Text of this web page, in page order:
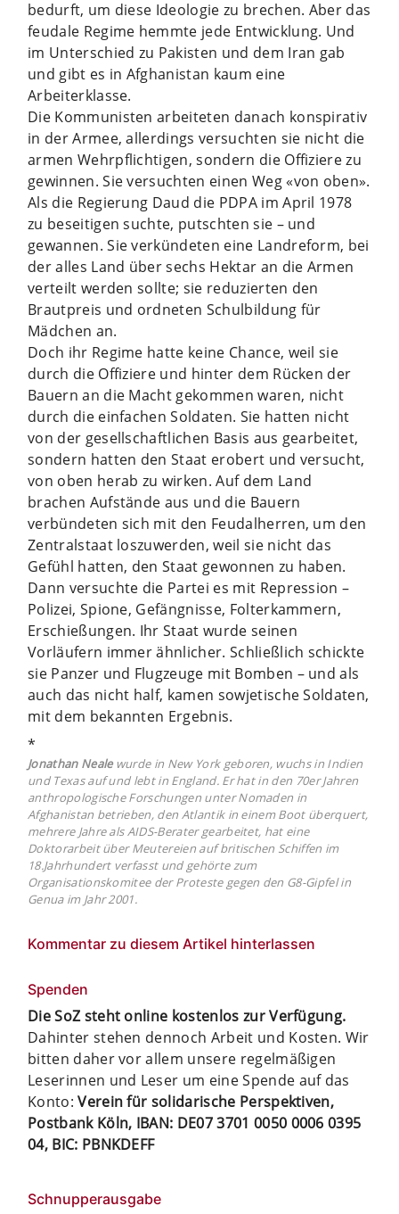
bedurft, um diese Ideologie zu brechen. Aber das
feudale Regime hemmte jede Entwicklung. Und
im Unterschied zu Pakisten und dem Iran gab
und gibt es in Afghanistan kaum eine
Arbeiterklasse.
Die Kommunisten arbeiteten danach konspirativ
in der Armee, allerdings versuchten sie nicht die
armen Wehrpflichtigen, sondern die Offiziere zu
gewinnen. Sie versuchten einen Weg «von oben».
Als die Regierung Daud die PDPA im April 1978
zu beseitigen suchte, putschten sie – und
gewannen. Sie verkündeten eine Landreform, bei
der alles Land über sechs Hektar an die Armen
verteilt werden sollte; sie reduzierten den
Brautpreis und ordneten Schulbildung für
Mädchen an.
Doch ihr Regime hatte keine Chance, weil sie
durch die Offiziere und hinter dem Rücken der
Bauern an die Macht gekommen waren, nicht
durch die einfachen Soldaten. Sie hatten nicht
von der gesellschaftlichen Basis aus gearbeitet,
sondern hatten den Staat erobert und versucht,
von oben herab zu wirken. Auf dem Land
brachen Aufstände aus und die Bauern
verbündeten sich mit den Feudalherren, um den
Zentralstaat loszuwerden, weil sie nicht das
Gefühl hatten, den Staat gewonnen zu haben.
Dann versuchte die Partei es mit Repression –
Polizei, Spione, Gefängnisse, Folterkammern,
Erschießungen. Ihr Staat wurde seinen
Vorläufern immer ähnlicher. Schließlich schickte
sie Panzer und Flugzeuge mit Bomben – und als
auch das nicht half, kamen sowjetische Soldaten,
mit dem bekannten Ergebnis.
*
Jonathan Nealewurde in New York geboren, wuchs in Indien
und Texas auf und lebt in England. Er hat in den 70er Jahren
anthropologische Forschungen unter Nomaden in
Afghanistan betrieben, den Atlantik in einem Boot überquert,
mehrere Jahre als AIDS-Berater gearbeitet, hat eine
Doktorarbeit über Meutereien auf britischen Schiffen im
18.Jahrhundert verfasst und gehörte zum
Organisationskomitee der Proteste gegen den G8-Gipfel in
Genua im Jahr 2001.
Kommentar zu diesem Artikel hinterlassen
Spenden
Die SoZ steht online kostenlos zur Verfügung.
Dahinter stehen dennoch Arbeit und Kosten. Wir
bitten daher vor allem unsere regelmäßigen
Leserinnen und Leser um eine Spende auf das
Konto:Verein für solidarische Perspektiven,
Postbank Köln, IBAN: DE07 3701 0050 0006 0395
04, BIC: PBNKDEFF
Schnupperausgabe